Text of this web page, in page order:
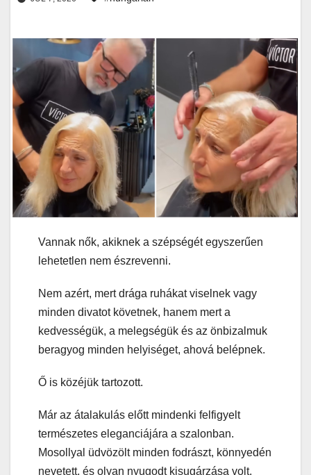
Vannak nők, akiknek a szépségét egyszerűen
lehetetlen nem észrevenni.
Nem azért, mert drága ruhákat viselnek vagy
minden divatot követnek, hanem mert a
kedvességük, a melegségük és az önbizalmuk
beragyog minden helyiséget, ahová belépnek.
Ő is közéjük tartozott.
Már az átalakulás előtt mindenki felfigyelt
természetes eleganciájára a szalonban.
Mosollyal üdvözölt minden fodrászt, könnyedén
nevetett, és olyan nyugodt kisugárzása volt,